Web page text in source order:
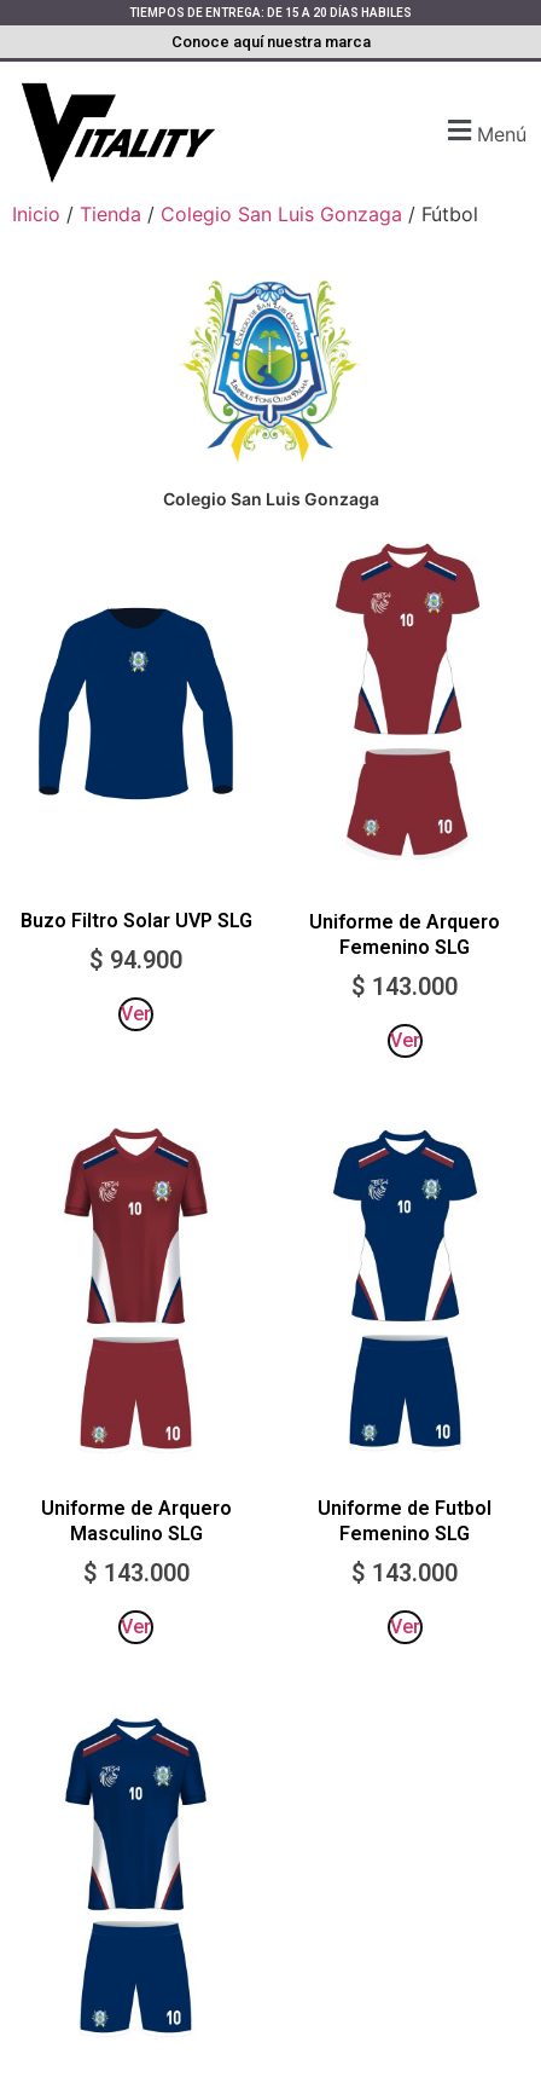
TIEMPOS DE ENTREGA: DE 15 A 20 DÍAS HABILES
Conoce aquí nuestra marca
Menú
Inicio / Tienda / Colegio San Luis Gonzaga / Fútbol
Colegio San Luis Gonzaga
Buzo Filtro Solar UVP SLG
$ 94.900
Ver
Uniforme de Arquero
Femenino SLG
$ 143.000
Ver
Uniforme de Arquero
Masculino SLG
$ 143.000
Ver
Uniforme de Futbol
Femenino SLG
$ 143.000
Ver